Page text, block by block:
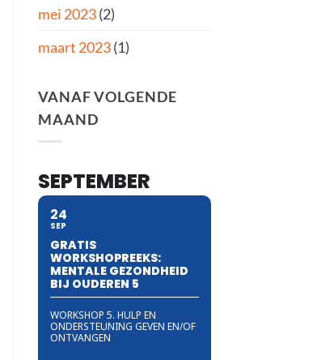
mei 2023(2)
maart 2023(1)
VANAF VOLGENDE
MAAND
SEPTEMBER
24
SEP
GRATIS
WORKSHOPREEKS:
MENTALE GEZONDHEID
BIJ OUDEREN 5
WORKSHOP 5. HULP EN
ONDERSTEUNING GEVEN EN/OF
ONTVANGEN